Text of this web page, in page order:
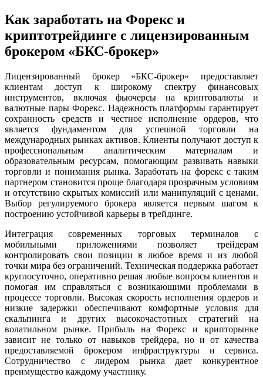
Как заработать на Форекс и
криптотрейдинге с лицензированным
брокером «БКС-брокер»
Лицензированный брокер «БКС-брокер» предоставляет
клиентам доступ к широкому спектру финансовых
инструментов, включая фьючерсы на криптовалюты и
валютные пары Форекс. Надежность платформы гарантирует
сохранность средств и честное исполнение ордеров, что
является фундаментом для успешной торговли на
международных рынках активов. Клиенты получают доступ к
профессиональным аналитическим материалам и
образовательным ресурсам, помогающим развивать навыки
торговли и понимания рынка. Заработать на форекс с таким
партнером становится проще благодаря прозрачным условиям
и отсутствию скрытых комиссий или манипуляций с ценами.
Выбор регулируемого брокера является первым шагом к
построению устойчивой карьеры в трейдинге.
Интеграция современных торговых терминалов с
мобильными приложениями позволяет трейдерам
контролировать свои позиции в любое время и из любой
точки мира без ограничений. Техническая поддержка работает
круглосуточно, оперативно решая любые вопросы клиентов и
помогая им справляться с возникающими проблемами в
процессе торговли. Высокая скорость исполнения ордеров и
низкие задержки обеспечивают комфортные условия для
скальпинга и других высокочастотных стратегий на
волатильном рынке. Прибыль на Форекс и крипторынке
зависит не только от навыков трейдера, но и от качества
предоставляемой брокером инфраструктуры и сервиса.
Сотрудничество с лидером рынка дает конкурентное
преимущество каждому участнику.